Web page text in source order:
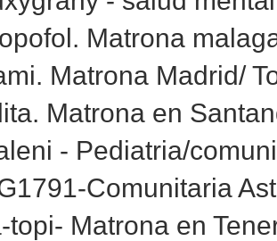
Matrona
Matrona Madrid/
Matrona en
- Pediatria/
Comunitaria
topi- Matrona en